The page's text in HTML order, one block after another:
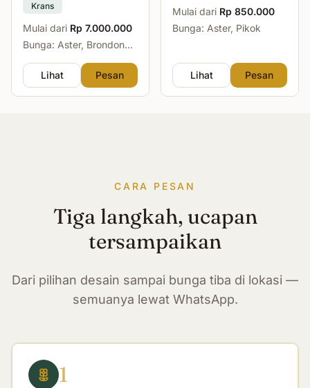
Krans
Mulai dari Rp 7.000.000
Bunga: Aster, Brondong,
Lihat
Pesan
Mulai dari Rp 850.000
Bunga: Aster, Pikok
Lihat Pesan
CARA PESAN
Tiga langkah, ucapan
tersampaikan
Dari pilihan desain sampai bunga tiba di lokasi —
semuanya lewat WhatsApp.
1